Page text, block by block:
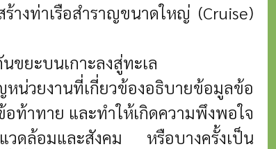
างท่าเรือสำราญขนาดใหญ่ (Cruise)
ขยะบนเกาะลงสู่ทะเล
น่วยงานที่เกี่ยวข้องอธิบายข้อมูลข้อ
ท้าทาย และทำให้เกิดความพึงพอใจ
แวดล้อมและสังคม หรือบางครั้งเป็น